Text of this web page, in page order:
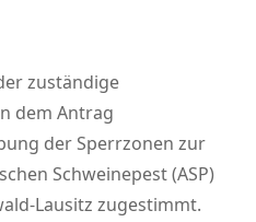
zuständige
dem Antrag
der Sperrzonen zur
Schweinepest (ASP)
Lausitz zugestimmt.